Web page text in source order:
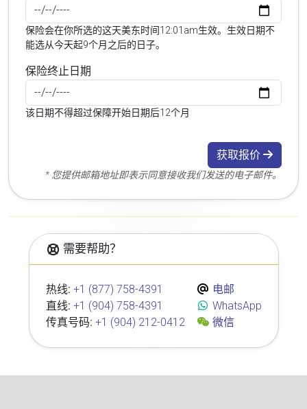
保险会在你所选的这天美东时间12:01am生效。生效日期不
能选从今天起9个月之后的日子。
保险终止日期
该日期不得超过保障开始日期后12个月
获取报价
* 您提供邮箱地址即表示同意接收我们发送的电子邮件。
需要帮助？
热线: +1 (877) 758-4391
直线: +1 (904) 758-4391
传真号码: +1 (904) 212-0412
电邮
WhatsApp
微信